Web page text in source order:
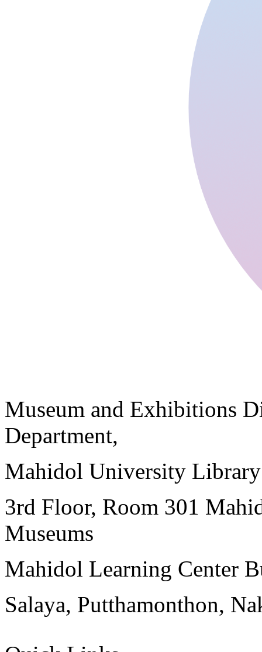
Museum and Exhibitions
Department,
Mahidol University
3rd Floor, Room 301
Museums
Mahidol Learning Center
Salaya, Putthamonthon,